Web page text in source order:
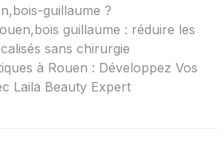
guillaume ?
guillaume : réduire les
sans chirurgie
à Rouen : Développez Vos
Laila Beauty Expert